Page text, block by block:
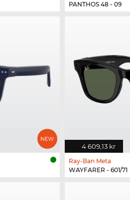
PANTHOS 48 - 09
4 609,13 kr
Ray-Ban Meta
WAYFARER - 601/71